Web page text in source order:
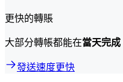
更快的轉賬
大部分轉帳都能在當天完成
發送速度更快